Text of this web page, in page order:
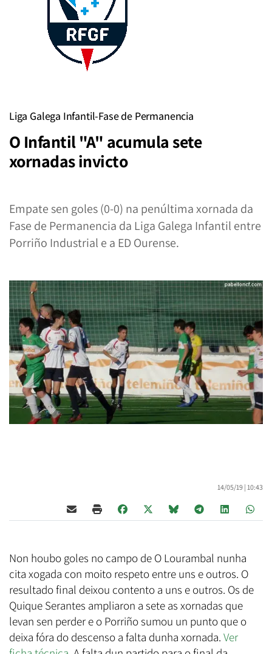
Liga Galega Infantil-Fase de Permanencia
O Infantil "A" acumula sete
xornadas invicto
Empate sen goles (0-0) na penúltima xornada da
Fase de Permanencia da Liga Galega Infantil entre
Porriño Industrial e a ED Ourense.
14/05/19 | 10:43
Non houbo goles no campo de O Lourambal nunha
cita xogada con moito respeto entre uns e outros. O
resultado final deixou contento a uns e outros. Os de
Quique Serantes ampliaron a sete as xornadas que
levan sen perder e o Porriño sumou un punto que o
deixa fóra do descenso a falta dunha xornada. Ver